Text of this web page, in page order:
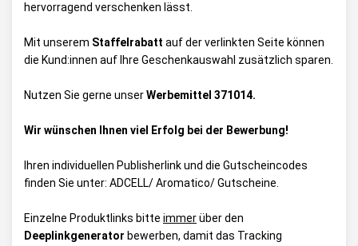
hervorragend verschenken lässt.
Mit unserem Staffelrabatt auf der verlinkten Seite können
die Kund:innen auf Ihre Geschenkauswahl zusätzlich sparen.
Nutzen Sie gerne unserWerbemittel 371014.
Wir wünschen Ihnen viel Erfolg bei der Bewerbung!
Ihren individuellen Publisherlink und die Gutscheincodes
finden Sie unter: ADCELL/ Aromatico/ Gutscheine
Einzelne Produktlinks bitte immerüber den
Deeplinkgenerator bewerben, damit das Tracking